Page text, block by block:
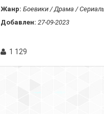
Жанр: Боевики / Драма /
Добавлен: 27-09-2023
1 129